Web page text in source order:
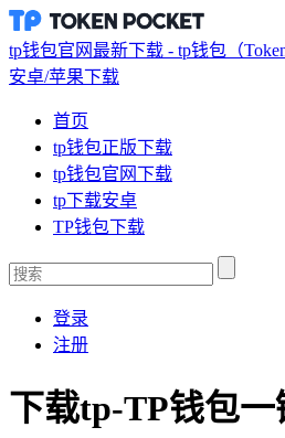
tp钱包官网最新下载 - tp钱包（
安卓/苹果下载
首页
tp钱包正版下载
tp钱包官网下载
tp下载安卓
TP钱包下载
登录
注册
下载tp-TP钱包